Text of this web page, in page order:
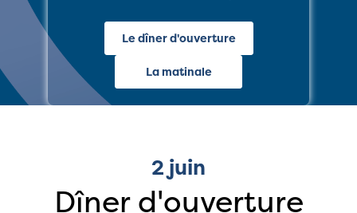
Le dîner d'ouverture
La matinale
2 juin
Dîner d'ouverture